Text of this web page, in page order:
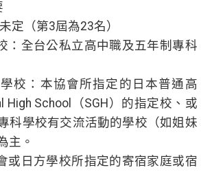
定（第3屆為23名）
：全台公私立高中職及五年制專科
學校：本協會所指定的日本普通高
High School（SGH）的指定校、或
科學校有交流活動的學校（如姐妹
主。
或日方學校所指定的寄宿家庭或宿